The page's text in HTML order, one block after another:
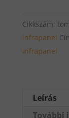
1000
Watt
Cikkszám:
infrapanel
infrapanel
Leírás
További